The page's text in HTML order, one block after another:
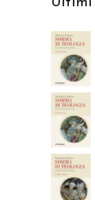
37,05€
37,05€
37,05€